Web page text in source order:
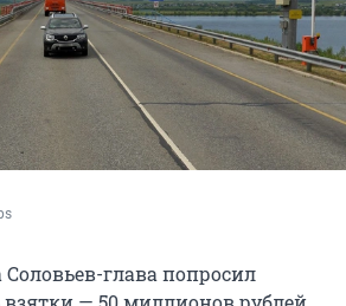
Соловьев-глава попросил